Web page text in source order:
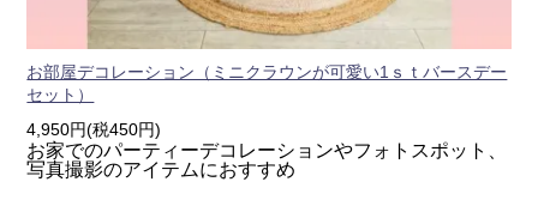
お部屋デコレーション（ミニクラウンが可愛い1ｓｔバースデー
セット）
4,950円(税450円)
お家でのパーティーデコレーションやフォトスポット、
写真撮影のアイテムにおすすめ